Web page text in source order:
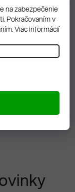
na zabezpečenie
Pokračovaním v
Viac informácií